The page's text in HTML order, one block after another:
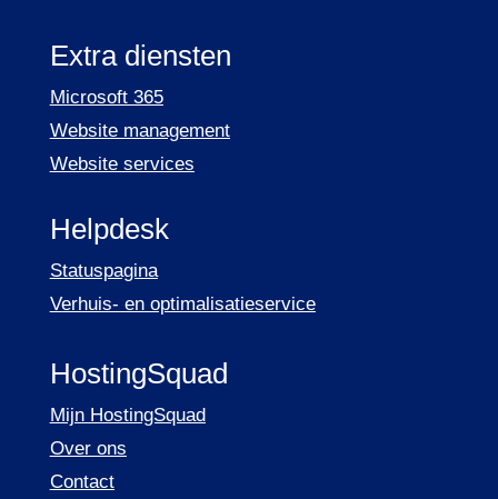
Extra diensten
Microsoft 365
Website management
Website services
Helpdesk
Statuspagina
Verhuis- en optimalisatieservice
HostingSquad
Mijn HostingSquad
Over ons
Contact